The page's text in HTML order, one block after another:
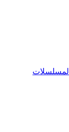
المسلسلات